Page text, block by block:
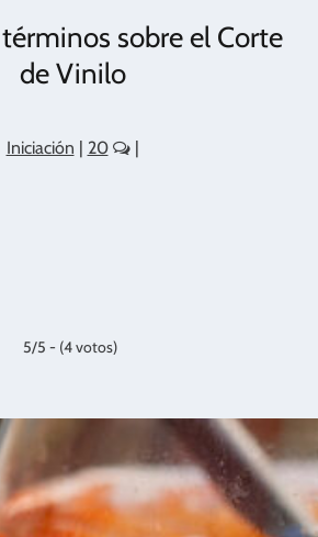
sobre el Corte
de Vinilo
Iniciación | 20 |
5/5 - (4 votos)